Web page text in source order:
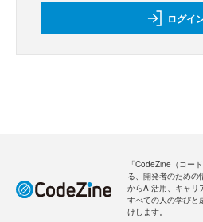
ログイ
「CodeZine（コー
る、開発者のための
からAI活用、キャリ
すべての人の学びと
けします。